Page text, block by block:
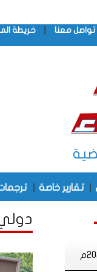
تواصل معنا خريطة
تقارير خاصة
دولي